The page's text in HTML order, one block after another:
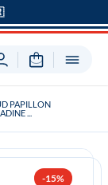
PAPILLON
...
-15%